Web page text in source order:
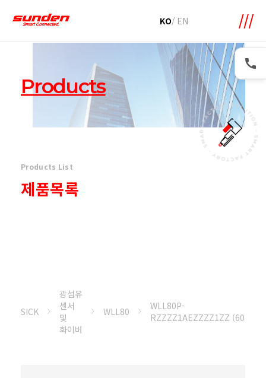
KO/ EN
Products
Products List
제품목록
SICK
광섬유
센서
및
화이버
WLL80
WLL80P-
RZZZZ1AEZZZZ1ZZ